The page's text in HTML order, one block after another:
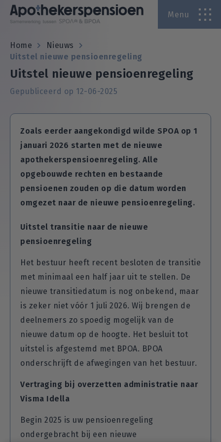
Menu
Home
Nieuws
Uitstel nieuwe pensioenregeling
Uitstel nieuwe pensioenregeling
Gepubliceerd op 12-06-2025
Zoals eerder aangekondigd wilde SPOA op 1
januari 2026 starten met de nieuwe
apothekerspensioenregeling. Alle
opgebouwde rechten en bestaande
pensioenen zouden op die datum worden
omgezet naar de nieuwe pensioenregeling.
Uitstel transitie naar de nieuwe
pensioenregeling
Het bestuur heeft recent besloten de transitie
met minimaal een half jaar uit te stellen. De
nieuwe transitiedatum is nog onbekend, maar
is zeker niet vóór 1 juli 2026. Wij brengen de
deelnemers zo spoedig mogelijk van de
nieuwe datum op de hoogte. Het besluit tot
uitstel is afgestemd met BPOA. BPOA
onderschrijft de afwegingen van het bestuur.
Vertraging bij overzetten administratie naar
Visma Idella
Begin 2025 is uw pensioenregeling
ondergebracht bij een nieuwe